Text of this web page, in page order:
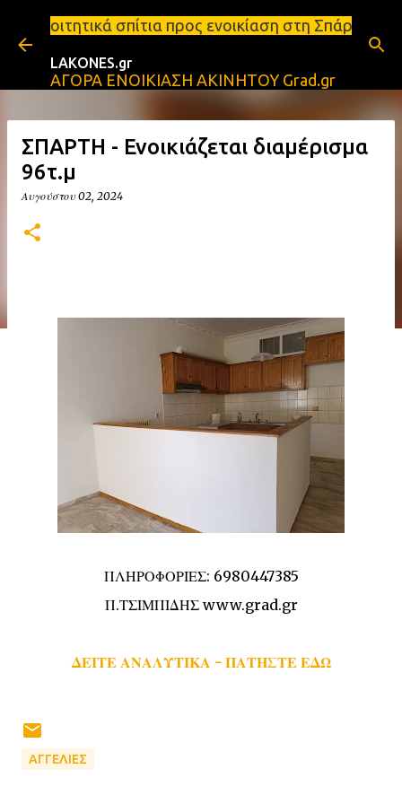
Μετάβαση στο κύριο περιεχόμενο
προς ενοικίαση στη Σπάρτη Ενοικιάσεις
LAKONES.gr
ΑΓΟΡΑ ΕΝΟΙΚΙΑΣΗ ΑΚΙΝΗΤΟΥ Grad.gr
ΣΠΑΡΤΗ - Ενοικιάζεται διαμέρισμα
96τ.μ
Αυγούστου 02, 2024
ΠΛΗΡΟΦΟΡΙΕΣ: 6980447385
Π.ΤΣΙΜΠΙΔΗΣ www.grad.gr
ΔΕΙΤΕ ΑΝΑΛΥΤΙΚΑ - ΠΑΤΗΣΤΕ ΕΔΩ
ΑΓΓΕΛΙΕΣ